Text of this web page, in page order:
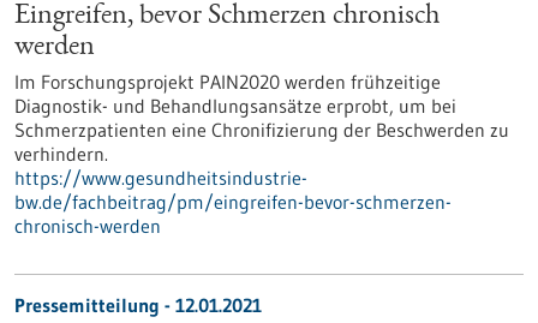
Eingreifen, bevor Schmerzen chronisch
werden
Im Forschungsprojekt PAIN2020 werden frühzeitige
Diagnostik- und Behandlungsansätze erprobt, um bei
Schmerzpatienten eine Chronifizierung der Beschwerden zu
verhindern.
https://www.gesundheitsindustrie-
bw.de/fachbeitrag/pm/eingreifen-bevor-schmerzen-
chronisch-werden
Pressemitteilung - 12.01.2021